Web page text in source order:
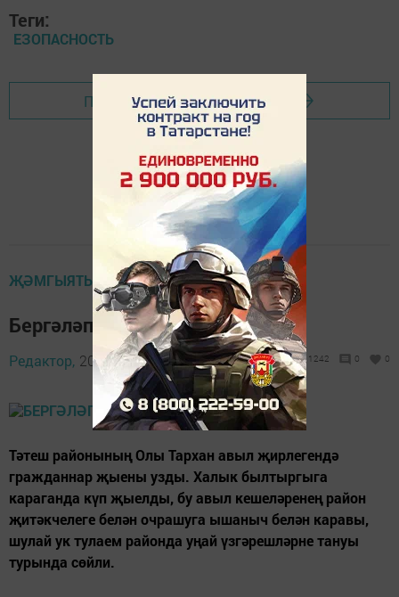
Теги:
ЕЗОПАСНОСТЬ
Перейти на страницу новости
ҖӘМГЫЯТЬ
Бергәләп эшләсәң, эш алга бара
Редактор, 20 февраль 2014 - 11:34 1242 0 0
Тәтеш районының Олы Тархан авыл җирлегендә
гражданнар җыены узды. Халык былтыргыга
караганда күп җыелды, бу авыл кешеләренең район
җитәкчелеге белән очрашуга ышаныч белән каравы,
шулай ук тулаем районда уңай үзгәрешләрне тануы
турында сөйли.